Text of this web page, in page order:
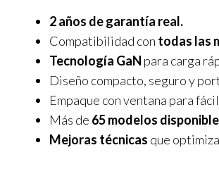
2 años de garantía real.
Compatibilidad con todas las
Tecnología GaN para carga
Diseño compacto, seguro y
Empaque con ventana para
Más de 65 modelos
Mejoras técnicas que